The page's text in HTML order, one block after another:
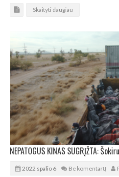
Skaityti daugiau
2022 spalio 6 Be komentarų